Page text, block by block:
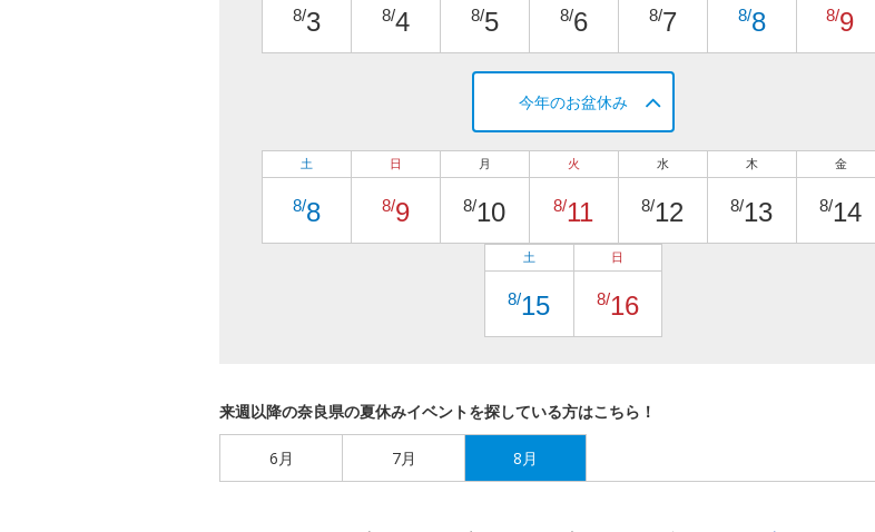
8/3 8/4 8/5 8/6 8/7 8/8 8/9
今年のお盆休み
土
8/8
日
8/9
月
8/10
火
8/11
水
8/12
木
8/13
金
8/14
土
8/15
日
8/16
来週以降の奈良県の夏休みイベントを探している方はこちら！
6月 7月 8月